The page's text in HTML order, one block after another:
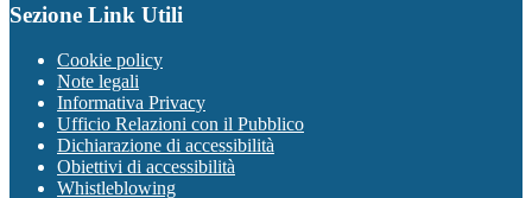
Sezione Link Utili
Cookie policy
Note legali
Informativa Privacy
Ufficio Relazioni con il Pubblico
Dichiarazione di accessibilità
Obiettivi di accessibilità
Whistleblowing